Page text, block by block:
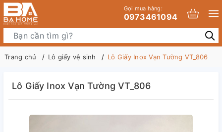
Gọi mua hàng:
0973461094
Trang chủ Lô giấy vệ sinh Lô Giấy Inox Vạn Tường VT_806
Lô Giấy Inox Vạn Tường VT_806